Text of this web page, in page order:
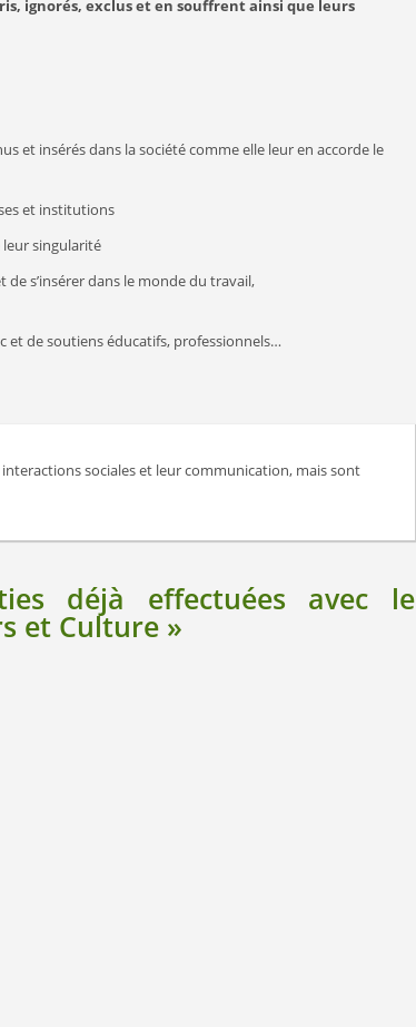
ignorés, exclus et en souffrent ainsi que leurs
et insérés dans la société comme elle leur en accorde le
et institutions
leur singularité
s’insérer dans le monde du travail,
et de soutiens éducatifs, professionnels…
sociales et leur communication, mais sont
déjà effectuées avec le
et Culture »